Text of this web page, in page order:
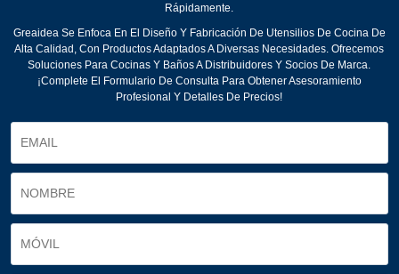
Rápidamente.
Greaidea Se Enfoca En El Diseño Y Fabricación De Utensilios De Cocina De
Alta Calidad, Con Productos Adaptados A Diversas Necesidades. Ofrecemos
Soluciones Para Cocinas Y Baños A Distribuidores Y Socios De Marca.
¡Complete El Formulario De Consulta Para Obtener Asesoramiento
Profesional Y Detalles De Precios!